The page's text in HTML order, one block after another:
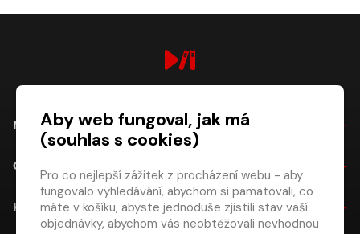
NÁKUP
O SPOLEČNOSTI
KONTAKT
Aby web fungoval, jak má
(souhlas s cookies)
Pro co nejlepší zážitek z procházení webu - aby
fungovalo vyhledávání, abychom si pamatovali, co
máte v košíku, abyste jednoduše zjistili stav vaší
objednávky, abychom vás neobtěžovali nevhodnou